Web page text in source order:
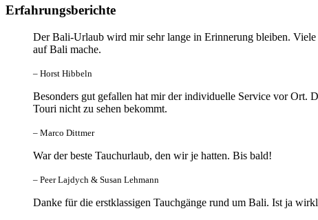
Erfahrungsberichte
Der Bali-Urlaub wird mir sehr lange in Erinnerung bleiben.
auf Bali mache.
– Horst Hibbeln
Besonders gut gefallen hat mir der individuelle Service vor Ort.
Touri nicht zu sehen bekommt.
– Marco Dittmer
War der beste Tauchurlaub, den wir je hatten. Bis bald!
– Peer Lajdych & Susan Lehmann
Danke für die erstklassigen Tauchgänge rund um Bali. Ist ja